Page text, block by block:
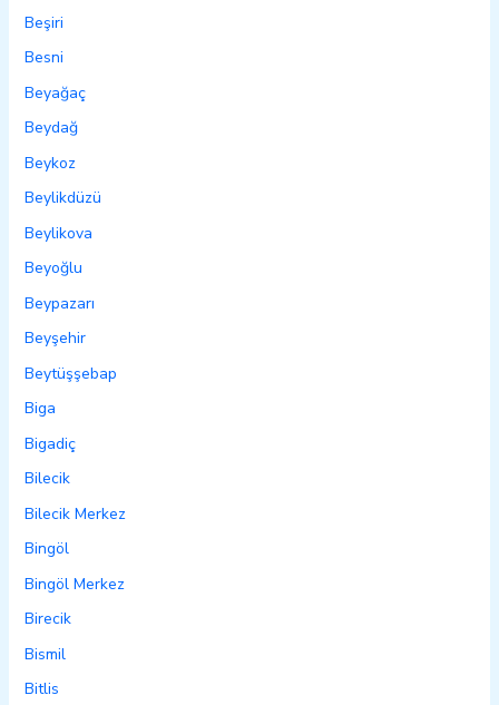
Beşiri
Besni
Beyağaç
Beydağ
Beykoz
Beylikdüzü
Beylikova
Beyoğlu
Beypazarı
Beyşehir
Beytüşşebap
Biga
Bigadiç
Bilecik
Bilecik Merkez
Bingöl
Bingöl Merkez
Birecik
Bismil
Bitlis